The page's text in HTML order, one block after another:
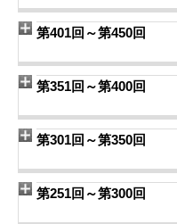
第401回～第450回
第351回～第400回
第301回～第350回
第251回～第300回